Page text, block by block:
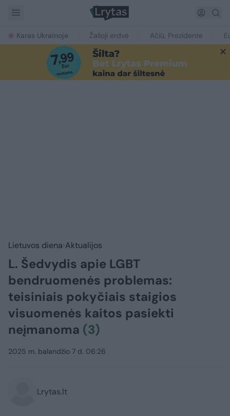
Karas Ukrainoje Žalioji erdvė Ačiū, Prezidente
Lietuvos diena Aktualijos
L. Šedvydis apie LGBT
bendruomenės problemas:
teisiniais pokyčiais staigios
visuomenės kaitos pasiekti
neįmanoma (3)
2025 m. balandžio 7 d. 06:26
Lrytas.lt